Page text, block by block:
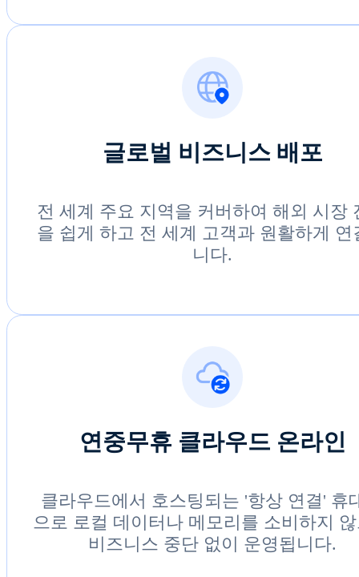
글로벌 비즈니스 배포
전 세계 주요 지역을 커버하여 해외 시장
을 쉽게 하고 전 세계 고객과 원활하게 연
니다.
연중무휴 클라우드 온라인
클라우드에서 호스팅되는 '항상 연결' 휴
으로 로컬 데이터나 메모리를 소비하지
비즈니스 중단 없이 운영됩니다.